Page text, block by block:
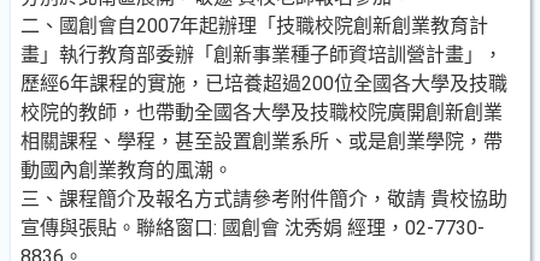
二、國創會自2007年起辦理「技職校院創新創業教育計
畫」執行教育部委辦「創新事業種子師資培訓營計畫」，
歷經6年課程的實施，已培養超過200位全國各大學及技職
校院的教師，也帶動全國各大學及技職校院廣開創新創業
相關課程、學程，甚至設置創業系所、或是創業學院，帶
動國內創業教育的風潮。
三、課程簡介及報名方式請參考附件簡介，敬請 貴校協助
宣傳與張貼。聯絡窗口: 國創會 沈秀娟 經理，02-7730-